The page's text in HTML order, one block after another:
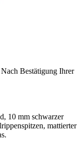
Nach Bestätigung Ihrer
10 mm schwarzer
mattierter